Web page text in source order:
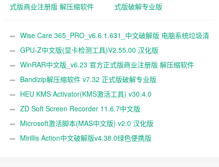
式版商业注册版 解压缩软件
式版破解专业版
Wise Care 365_PRO_v6.6.1.631_中文破解版 电脑系统垃圾清
理软件GPU-Z中文版(显卡检测工具)V2.55.00 汉化版
WinRAR中文版_v6.23 官方正式版商业注册版 解压缩软件
Bandizip解压缩软件 v7.32 正式版破解专业版
HEU KMS Activator(KMS激活工具) v30.4.0
ZD Soft Screen Recorder 11.6.7中文版
Microsoft激活脚本(MAS中文版) v2.0 汉化版
Mirillis Action中文破解版v4.38.0绿色便携版